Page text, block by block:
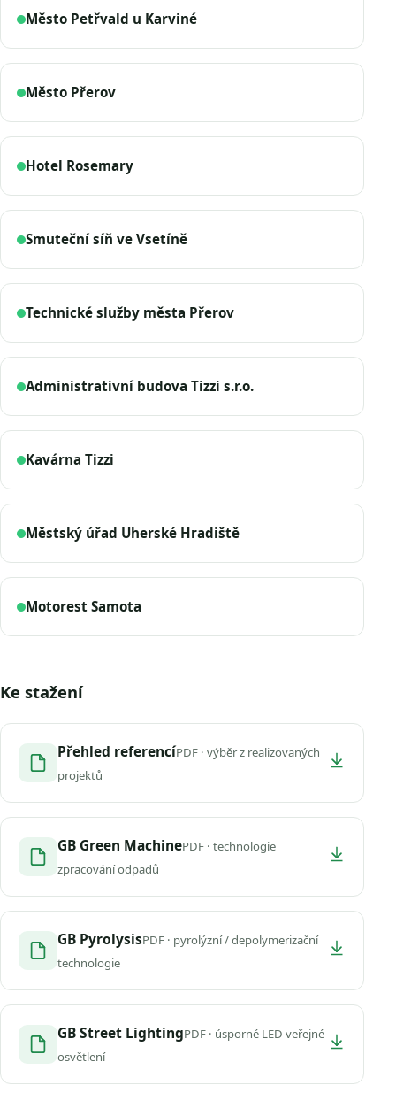
Město Petřvald u Karviné
Město Přerov
Hotel Rosemary
Smuteční síň ve Vsetíně
Technické služby města Přerov
Administrativní budova Tizzi s.r.o.
Kavárna Tizzi
Městský úřad Uherské Hradiště
Motorest Samota
Ke stažení
Přehled referencíPDF · výběr z realizovaných
projektů
GB Green MachinePDF · technologie
zpracování odpadů
GB PyrolysisPDF · pyrolýzní / depolymerizační
technologie
GB Street LightingPDF · úsporné LED veřejné
osvětlení